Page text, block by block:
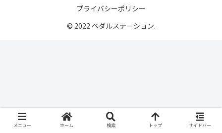
プライバシーポリシー
© 2022 ペダルステーション.
メニュー ホーム 検索 トップ サイドバー